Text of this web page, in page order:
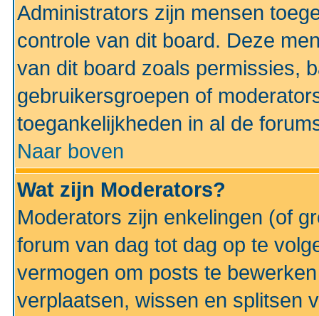
Administrators zijn mensen
controle van dit board. Deze
van dit board zoals permissies,
gebruikersgroepen of
toegankelijkheden in al de
Naar boven
Wat zijn Moderators?
Moderators zijn enkelingen (of
forum van dag tot dag op te
vermogen om posts te
verplaatsen, wissen en splitsen